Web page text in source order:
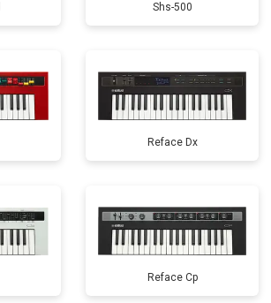
Shs-500
Reface Dx
Reface Cp